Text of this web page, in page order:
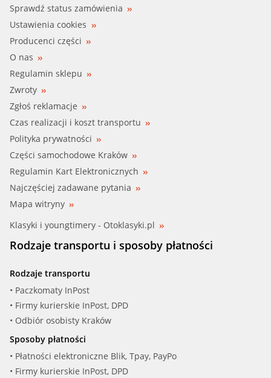
Sprawdź status zamówienia
Ustawienia cookies
Producenci części
O nas
Regulamin sklepu
Zwroty
Zgłoś reklamacje
Czas realizacji i koszt transportu
Polityka prywatności
Części samochodowe Kraków
Regulamin Kart Elektronicznych
Najczęściej zadawane pytania
Mapa witryny
Klasyki i youngtimery - Otoklasyki.pl
Rodzaje transportu i sposoby płatności
Rodzaje transportu
• Paczkomaty InPost
• Firmy kurierskie InPost, DPD
• Odbiór osobisty Kraków
Sposoby płatności
• Płatności elektroniczne Blik, Tpay, PayPo
• Firmy kurierskie InPost, DPD